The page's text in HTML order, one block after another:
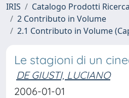
IRIS
Catalogo Prodotti
2 Contributo in Volume
2.1 Contributo in Volume
Le stagioni di un
DE GIUSTI, LUCIANO
2006-01-01